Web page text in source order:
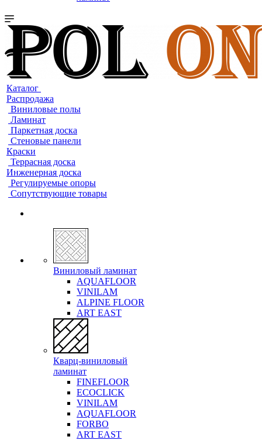
Каталог
Распродажа
Виниловые полы
Ламинат
Паркетная доска
Стеновые панели
Краски
Террасная доска
Инженерная доска
Регулируемые опоры
Сопутствующие товары
Виниловый ламинат
AQUAFLOOR
VINILAM
ALPINE FLOOR
ART EAST
Кварц-виниловый
ламинат
FINEFLOOR
ECOCLICK
VINILAM
AQUAFLOOR
FORBO
ART EAST